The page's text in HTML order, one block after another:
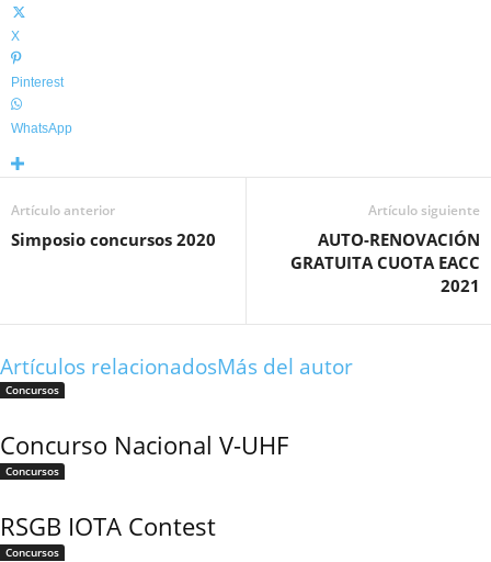
X
Pinterest
WhatsApp
Artículo anterior
Simposio concursos 2020
Artículo siguiente
AUTO-RENOVACIÓN
GRATUITA CUOTA EACC
2021
Artículos relacionadosMás del autor
Concursos
Concurso Nacional V-UHF
Concursos
RSGB IOTA Contest
Concursos